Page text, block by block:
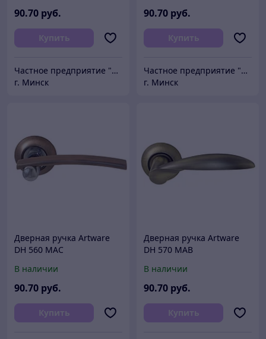
90.70 руб.
Купить
Частное предприятие "Сибалок"
г. Минск
90.70 руб.
Купить
Частное предприятие "Сибалок"
г. Минск
Дверная ручка Artware
DH 560 MAC
В наличии
90.70 руб.
Купить
Дверная ручка Artware
DH 570 MAB
В наличии
90.70 руб.
Купить